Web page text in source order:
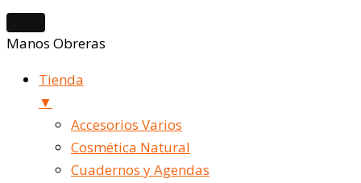
Manos Obreras
Tienda
▼
Accesorios Varios
Cosmética Natural
Cuadernos y Agendas